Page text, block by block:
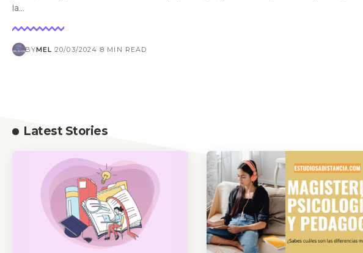
la…
BYMEL 20/03/2024 8 MIN READ
Latest Stories